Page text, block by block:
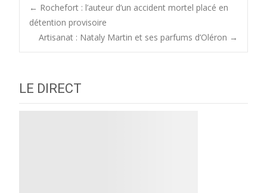
Post
navigation
← Rochefort : l’auteur d’un accident mortel placé en
détention provisoire
Artisanat : Nataly Martin et ses parfums d’Oléron →
LE DIRECT